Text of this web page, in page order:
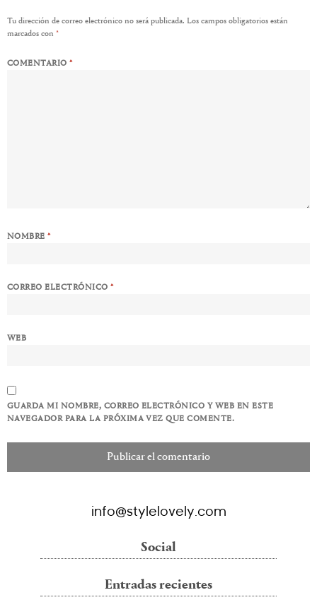
Tu dirección de correo electrónico no será publicada. Los campos obligatorios están
marcados con *
COMENTARIO*
NOMBRE*
CORREO ELECTRÓNICO*
WEB
GUARDA MI NOMBRE, CORREO ELECTRÓNICO Y WEB EN ESTE
NAVEGADOR PARA LA PRÓXIMA VEZ QUE COMENTE.
info@stylelovely.com
Social
Entradas recientes